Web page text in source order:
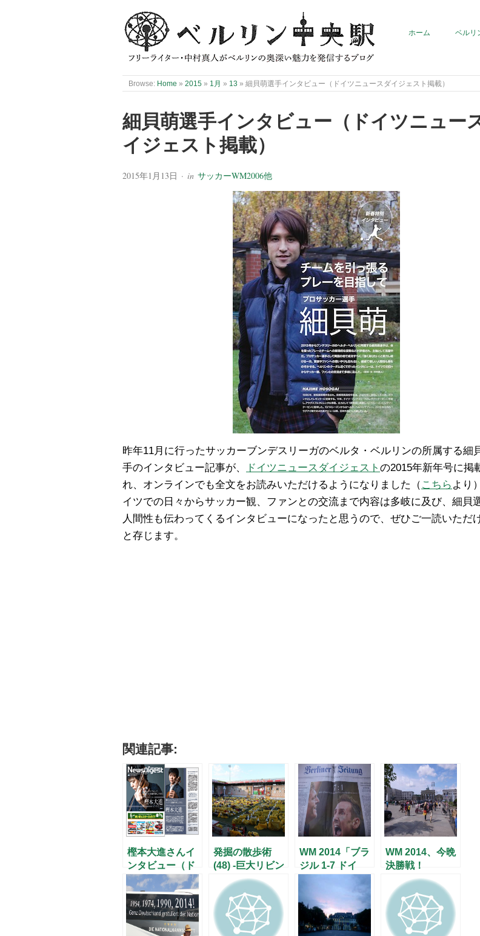
ホーム ベルリ
Browse: Home » 2015 » 1月 » 13 » 細貝萌選手インタビュー（ドイツニュースダイジェスト掲載）
細貝萌選手インタビュー（ドイツニュー
イジェスト掲載）
2015年1月13日 · in サッカーWM2006他
昨年11月に行ったサッカーブンデスリーガのベルタ・ベルリンの所属する細
手のインタビュー記事が、
ドイツニュースダイジェスト の2015年新年号に掲
れ、オンラインでも全文をお読みいただけるようになりました（ こちら より
イツでの日々からサッカー観、ファンとの交流まで内容は多岐に及び、細貝
人間性も伝わってくるインタビューになったと思うので、ぜひご一読いただ
と存じます。
関連記事:
樫本大進さんイ
ンタビュー（ド
イツニュースダ
イジェスト掲
載）
発掘の散歩術
(48) -巨大リビン
グで楽しむワー
ルドカップ-
WM 2014「ブラ
ジル 1-7 ドイ
WM 2014、今晩
決勝戦！